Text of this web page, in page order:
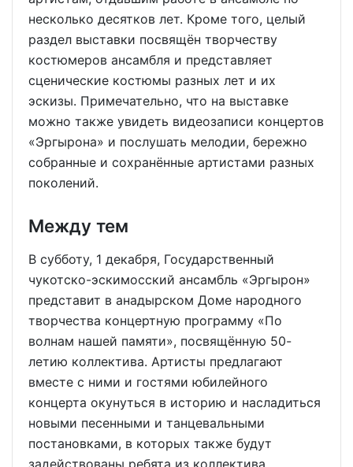
несколько десятков лет. Кроме того, целый
раздел выставки посвящён творчеству
костюмеров ансамбля и представляет
сценические костюмы разных лет и их
эскизы. Примечательно, что на выставке
можно также увидеть видеозаписи концертов
«Эргырона» и послушать мелодии, бережно
собранные и сохранённые артистами разных
поколений.
Между тем
В субботу, 1 декабря, Государственный
чукотско-эскимосский ансамбль «Эргырон»
представит в анадырском Доме народного
творчества концертную программу «По
волнам нашей памяти», посвящённую 50-
летию коллектива. Артисты предлагают
вместе с ними и гостями юбилейного
концерта окунуться в историю и насладиться
новыми песенными и танцевальными
постановками, в которых также будут